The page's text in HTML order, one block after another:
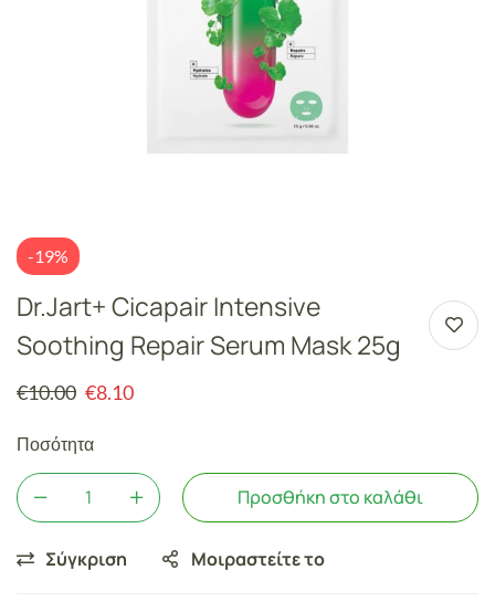
-19%
Dr.Jart+ Cicapair Intensive
Soothing Repair Serum Mask 25g
€10.00 €8.10
Ποσότητα
Προσθήκη στο καλάθι
Σύγκριση Μοιραστείτε το